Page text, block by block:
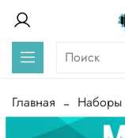
Главная Наборы